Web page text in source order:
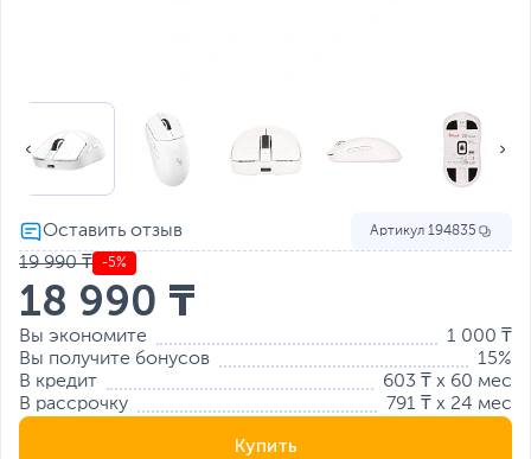
Артикул 194835
19 990 ₸ -5%
18 990 ₸
Вы экономите
1 000 ₸
Вы получите бонусов
15%
В кредит
603 ₸ x 60 мес
В рассрочку
791 ₸ x 24 мес
Купить